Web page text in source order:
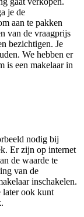
je de
aan te pakken
van de vraagprijs
bezichtigen. Je
We hebben er
is een makelaar in
nodig bij
Er zijn op internet
de waarde te
van de
inschakelen.
later ook kunt